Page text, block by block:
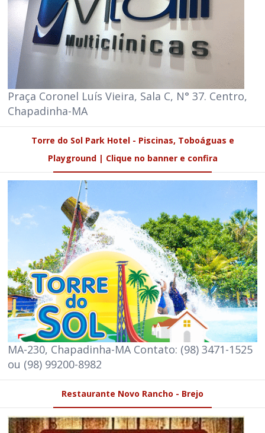
Praça Coronel Luís Vieira, Sala C, N° 37. Centro,
Chapadinha-MA
Torre do Sol Park Hotel - Piscinas, Toboáguas e
Playground | Clique no banner e confira
MA-230, Chapadinha-MA Contato: (98) 3471-1525
ou (98) 99200-8982
Restaurante Novo Rancho - Brejo